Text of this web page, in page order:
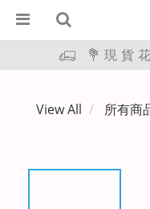
💐現貨
View All 所有商